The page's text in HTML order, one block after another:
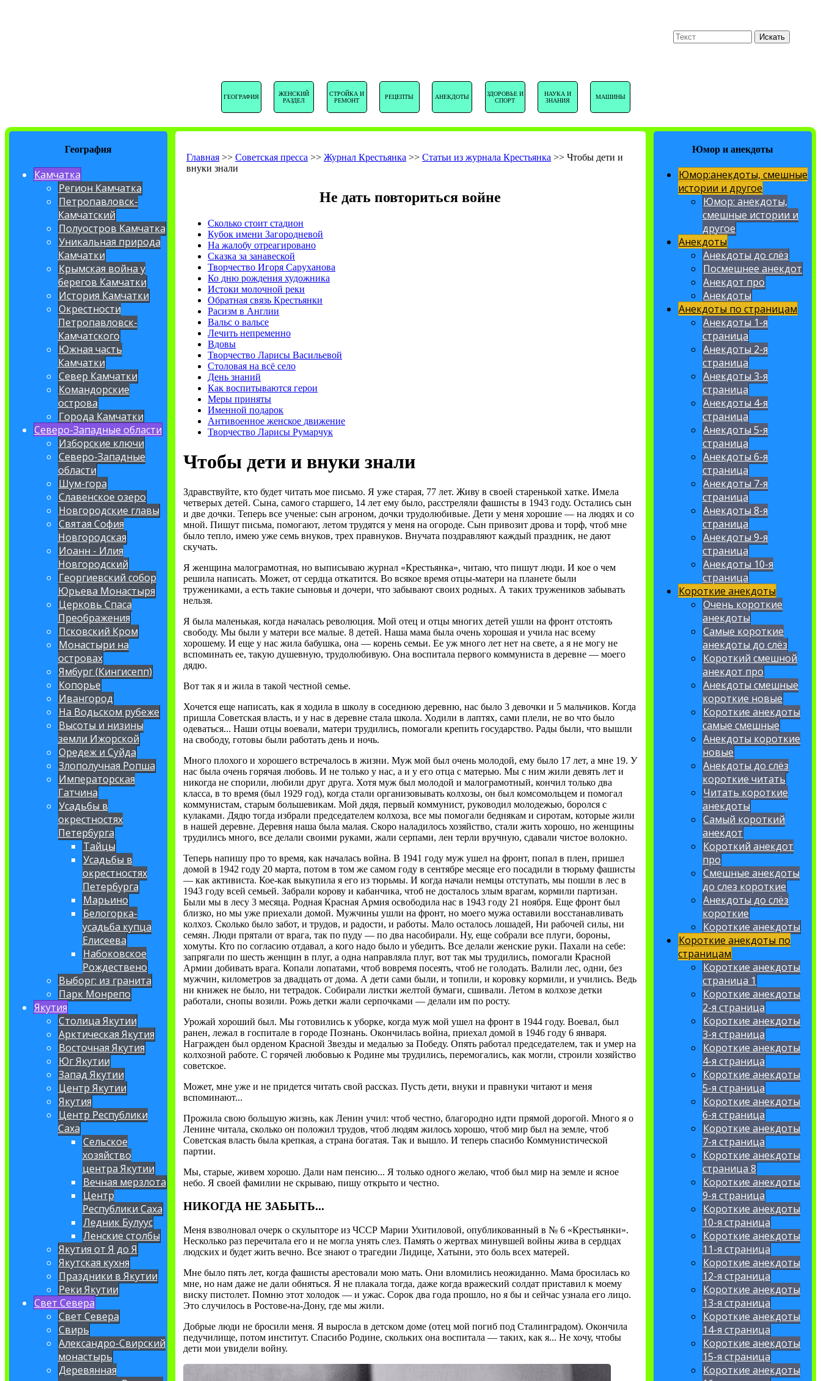
ГЕОГРАФИЯ
ЖЕНСКИЙ
РАЗДЕЛ
СТРОЙКА И
РЕМОНТ
РЕЦЕПТЫ АНЕКДОТЫ
ЗДОРОВЬЕ И
СПОРТ
НАУКА И
ЗНАНИЯ
МАШИНЫ
Искать
География
Камчатка
Регион Камчатка
Петропавловск-
Камчатский
Полуостров Камчатка
Уникальная природа
Камчатки
Крымская война у
берегов Камчатки
История Камчатки
Окрестности
Петропавловск-
Камчатского
Южная часть
Камчатки
Север Камчатки
Командорские
острова
Города Камчатки
Северо-Западные области
Изборские ключи
Северо-Западные
области
Шум-гора
Славенское озеро
Новгородские главы
Святая София
Новгородская
Иоанн - Илия
Новгородский
Георгиевский собор
Юрьева Монастыря
Церковь Спаса
Преображения
Псковский Кром
Монастыри на
островах
Ямбург (Кингисепп)
Копорье
Ивангород
На Водьском рубеже
Высоты и низины
земли Ижорской
Оредеж и Суйда
Злополучная Ропша
Императорская
Гатчина
Усадьбы в
окрестностях
Петербурга
Тайцы
Усадьбы в
окрестностях
Петербурга
Марьино
Белогорка-
усадьба купца
Елисеева
Набоковское
Рождествено
Выборг: из гранита
Парк Монрепо
Якутия
Столица Якутии
Арктическая Якутия
Восточная Якутия
Юг Якутии
Запад Якутии
Центр Якутии
Якутия
Центр Республики
Саха
Сельское
хозяйство
центра Якутии
Вечная мерзлота
Центр
Республики Саха
Ледник Булуус
Ленские столбы
Якутия от Я до Я
Якутская кухня
Праздники в Якутии
Реки Якутии
Свет Севера
Свет Севера
Свирь
Александро-Свирский
монастырь
Деревянная
Главная >>Советская пресса >>Журнал Крестьянка >>Статьи из журнала Крестьянка >>Чтобы дети и
внуки знали
Не дать повториться войне
Сколько стоит стадион
Кубок имени Загородневой
На жалобу отреагировано
Сказка за занавеской
Творчество Игоря Саруханова
Ко дню рождения художника
Истоки молочной реки
Обратная связь Крестьянки
Расизм в Англии
Вальс о вальсе
Лечить непременно
Вдовы
Творчество Ларисы Васильевой
Столовая на всё село
День знаний
Как воспитываются герои
Меры приняты
Именной подарок
Антивоенное женское движение
Творчество Ларисы Румарчук
Чтобы дети и внуки знали
Здравствуйте, кто будет читать мое письмо. Я уже старая, 77 лет. Живу в своей старенькой хатке. Имела
четверых детей. Сына, самого старшего, 14 лет ему было, расстреляли фашисты в 1943 году. Остались сын
и две дочки. Теперь все ученые: сын агроном, дочки трудолюбивые. Дети у меня хорошие — на людях и со
мной. Пишут письма, помогают, летом трудятся у меня на огороде. Сын привозит дрова и торф, чтоб мне
было тепло, имею уже семь внуков, трех правнуков. Внучата поздравляют каждый праздник, не дают
скучать.
Я женщина малограмотная, но выписываю журнал «Крестьянка», читаю, что пишут люди. И кое о чем
решила написать. Может, от сердца откатится. Во всякое время отцы-матери на планете были
тружениками, а есть такие сыновья и дочери, что забывают своих родных. А таких тружеников забывать
нельзя.
Я была маленькая, когда началась революция. Мой отец и отцы многих детей ушли на фронт отстоять
свободу. Мы были у матери все малые. 8 детей. Наша мама была очень хорошая и учила нас всему
хорошему. И еще у нас жила бабушка, она — корень семьи. Ее уж много лет нет на свете, а я не могу не
вспоминать ее, такую душевную, трудолюбивую. Она воспитала первого коммуниста в деревне — моего
дядю.
Вот так я и жила в такой честной семье.
Хочется еще написать, как я ходила в школу в соседнюю деревню, нас было 3 девочки и 5 мальчиков. Когда
пришла Советская власть, и у нас в деревне стала школа. Ходили в лаптях, сами плели, не во что было
одеваться... Наши отцы воевали, матери трудились, помогали крепить государство. Рады были, что вышли
на свободу, готовы были работать день и ночь.
Много плохого и хорошего встречалось в жизни. Муж мой был очень молодой, ему было 17 лет, а мне 19. У
нас была очень горячая любовь. И не только у нас, а и у его отца с матерью. Мы с ним жили девять лет и
никогда не спорили, любили друг друга. Хотя муж был молодой и малограмотный, кончил только два
класса, в то время (был 1929 год), когда стали организовывать колхозы, он был комсомольцем и помогал
коммунистам, старым большевикам. Мой дядя, первый коммунист, руководил молодежью, боролся с
кулаками. Дядю тогда избрали председателем колхоза, все мы помогали беднякам и сиротам, которые жили
в нашей деревне. Деревня наша была малая. Скоро наладилось хозяйство, стали жить хорошо, но женщины
трудились много, все делали своими руками, жали серпами, лен терли вручную, сдавали чистое волокно.
Теперь напишу про то время, как началась война. В 1941 году муж ушел на фронт, попал в плен, пришел
домой в 1942 году 20 марта, потом в том же самом году в сентябре месяце его посадили в тюрьму фашисты
— как активиста. Кое-как выкупила я его из тюрьмы. И когда начали немцы отступать, мы пошли в лес в
1943 году всей семьей. Забрали корову и кабанчика, чтоб не досталось злым врагам, кормили партизан.
Были мы в лесу 3 месяца. Родная Красная Армия освободила нас в 1943 году 21 ноября. Еще фронт был
близко, но мы уже приехали домой. Мужчины ушли на фронт, но моего мужа оставили восстанавливать
колхоз. Сколько было забот, и трудов, и радости, и работы. Мало осталось лошадей, Ни рабочей силы, ни
семян. Люди прятали от врага, так по пуду — по два насобирали. Ну, еще собрали все плуги, бороны,
хомуты. Кто по согласию отдавал, а кого надо было и убедить. Все делали женские руки. Пахали на себе:
запрягали по шесть женщин в плуг, а одна направляла плуг, вот так мы трудились, помогали Красной
Армии добивать врага. Копали лопатами, чтоб вовремя посеять, чтоб не голодать. Валили лес, одни, без
мужчин, километров за двадцать от дома. А дети сами были, и топили, и коровку кормили, и учились. Ведь
ни книжек не было, ни тетрадок. Собирали листки желтой бумаги, сшивали. Летом в колхозе детки
работали, снопы возили. Рожь детки жали серпочками — делали им по росту.
Урожай хороший был. Мы готовились к уборке, когда муж мой ушел на фронт в 1944 году. Воевал, был
ранен, лежал в госпитале в городе Познань. Окончилась война, приехал домой в 1946 году 6 января.
Награжден был орденом Красной Звезды и медалью за Победу. Опять работал председателем, так и умер на
колхозной работе. С горячей любовью к Родине мы трудились, перемогались, как могли, строили хозяйство
советское.
Может, мне уже и не придется читать свой рассказ. Пусть дети, внуки и правнуки читают и меня
вспоминают...
Прожила свою большую жизнь, как Ленин учил: чтоб честно, благородно идти прямой дорогой. Много я о
Ленине читала, сколько он положил трудов, чтоб людям жилось хорошо, чтоб мир был на земле, чтоб
Советская власть была крепкая, а страна богатая. Так и вышло. И теперь спасибо Коммунистической
партии.
Мы, старые, живем хорошо. Дали нам пенсию... Я только одного желаю, чтоб был мир на земле и ясное
небо. Я своей фамилии не скрываю, пишу открыто и честно.
НИКОГДА НЕ ЗАБЫТЬ...
Меня взволновал очерк о скульпторе из ЧССР Марии Ухитиловой, опубликованный в № 6 «Крестьянки».
Несколько раз перечитала его и не могла унять слез. Память о жертвах минувшей войны жива в сердцах
людских и будет жить вечно. Все знают о трагедии Лидице, Хатыни, это боль всех матерей.
Мне было пять лет, когда фашисты арестовали мою мать. Они вломились неожиданно. Мама бросилась ко
мне, но нам даже не дали обняться. Я не плакала тогда, даже когда вражеский солдат приставил к моему
виску пистолет. Помню этот холодок — и ужас. Сорок два года прошло, но я бы и сейчас узнала его лицо.
Это случилось в Ростове-на-Дону, где мы жили.
Добрые люди не бросили меня. Я выросла в детском доме (отец мой погиб под Сталинградом). Окончила
педучилище, потом институт. Спасибо Родине, скольких она воспитала — таких, как я... Не хочу, чтобы
дети мои увидели войну.
Юмор и анекдоты
Юмор:анекдоты, смешные
истории и другое
Юмор: анекдоты,
смешные истории и
другое
Анекдоты
Анекдоты до слёз
Посмешнее анекдот
Анекдот про
Анекдоты
Анекдоты по страницам
Анекдоты 1-я
страница
Анекдоты 2-я
страница
Анекдоты 3-я
страница
Анекдоты 4-я
страница
Анекдоты 5-я
страница
Анекдоты 6-я
страница
Анекдоты 7-я
страница
Анекдоты 8-я
страница
Анекдоты 9-я
страница
Анекдоты 10-я
страница
Короткие анекдоты
Очень короткие
анекдоты
Самые короткие
анекдоты до слёз
Короткий смешной
анекдот про
Анекдоты смешные
короткие новые
Короткие анекдоты
самые смешные
Анекдоты короткие
новые
Анекдоты до слёз
короткие читать
Читать короткие
анекдоты
Самый короткий
анекдот
Короткий анекдот
про
Смешные анекдоты
до слез короткие
Анекдоты до слёз
короткие
Короткие анекдоты
Короткие анекдоты по
страницам
Короткие анекдоты
страница 1
Короткие анекдоты
2-я страница
Короткие анекдоты
3-я страница
Короткие анекдоты
4-я страница
Короткие анекдоты
5-я страница
Короткие анекдоты
6-я страница
Короткие анекдоты
7-я страница
Короткие анекдоты
страница 8
Короткие анекдоты
9-я страница
Короткие анекдоты
10-я страница
Короткие анекдоты
11-я страница
Короткие анекдоты
12-я страница
Короткие анекдоты
13-я страница
Короткие анекдоты
14-я страница
Короткие анекдоты
15-я страница
Короткие анекдоты